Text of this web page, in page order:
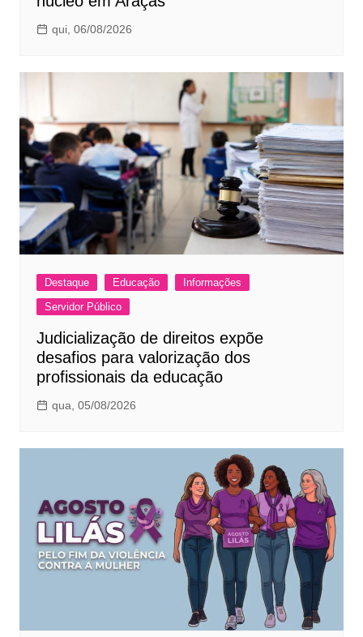
qui, 06/08/2026
Destaque Educação
Informações
Servidor Público
Judicialização de direitos expõe
desafios para valorização dos
profissionais da educação
qua, 05/08/2026